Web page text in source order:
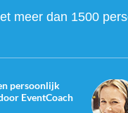
meer dan 1500
persoonlijk
EventCoach